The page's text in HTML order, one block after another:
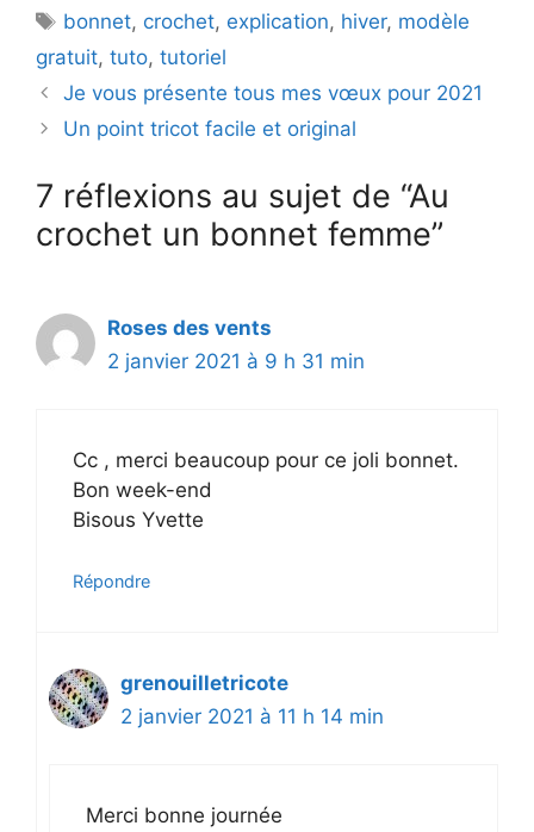
Étiquettes
bonnet, crochet, explication, hiver, modèle
gratuit, tuto, tutoriel
Je vous présente tous mes vœux pour 2021
Un point tricot facile et original
7 réflexions au sujet de “Au
crochet un bonnet femme”
Roses des vents
2 janvier 2021 à 9 h 31 min
Cc , merci beaucoup pour ce joli bonnet.
Bon week-end
Bisous Yvette
Répondre
grenouilletricote
2 janvier 2021 à 11 h 14 min
Merci bonne journée